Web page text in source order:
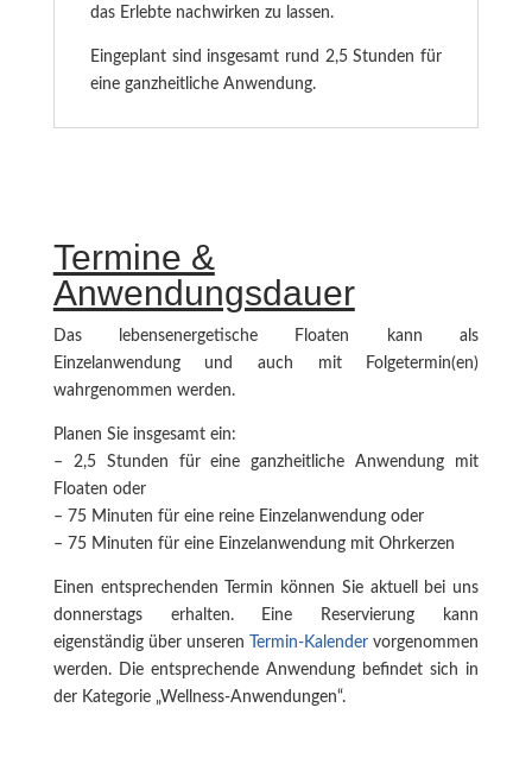
das Erlebte nachwirken zu lassen.
Eingeplant sind insgesamt rund 2,5 Stunden für
eine ganzheitliche Anwendung.
Termine &
Anwendungsdauer
Das lebensenergetische Floaten kann als
Einzelanwendung und auch mit Folgetermin(en)
wahrgenommen werden.
Planen Sie insgesamt ein:
– 2,5 Stunden für eine ganzheitliche Anwendung mit
Floaten oder
– 75 Minuten für eine reine Einzelanwendung oder
– 75 Minuten für eine Einzelanwendung mit Ohrkerzen
Einen entsprechenden Termin können Sie aktuell bei uns
donnerstags erhalten. Eine Reservierung kann
eigenständig über unseren
Termin-Kalender vorgenommen
werden. Die entsprechende Anwendung befindet sich in
der Kategorie „Wellness-Anwendungen“.